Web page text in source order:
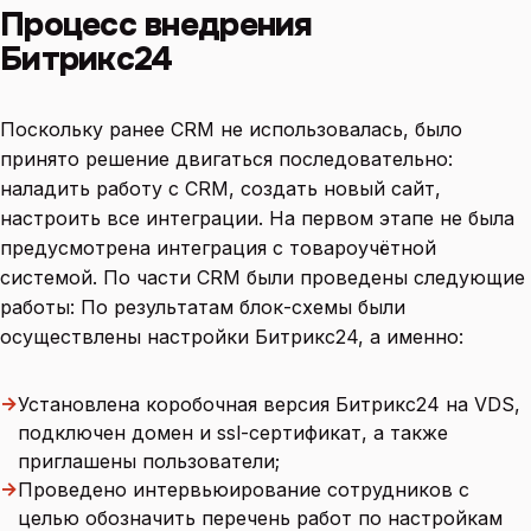
Процесс внедрения
Битрикс24
Поскольку ранее CRM не использовалась, было
принято решение двигаться последовательно:
наладить работу с CRM, создать новый сайт,
настроить все интеграции. На первом этапе не была
предусмотрена интеграция с товароучётной
системой. По части CRM были проведены следующие
работы: По результатам блок-схемы были
осуществлены настройки Битрикс24, а именно:
→Установлена коробочная версия Битрикс24 на VDS,
подключен домен и ssl-сертификат, а также
приглашены пользователи;
→Проведено интервьюирование сотрудников с
целью обозначить перечень работ по настройкам